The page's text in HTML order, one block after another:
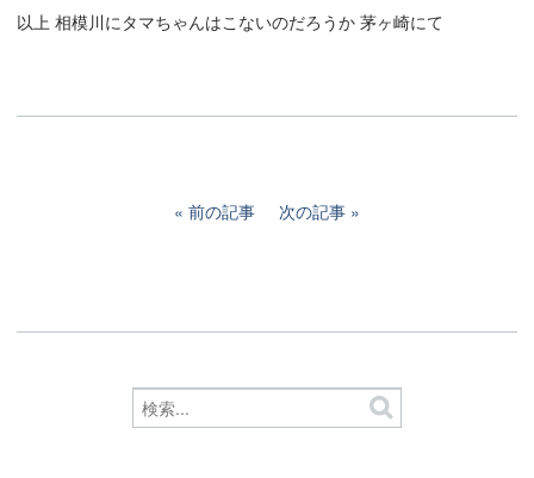
以上 相模川にタマちゃんはこないのだろうか 茅ヶ崎にて
前の記事 次の記事